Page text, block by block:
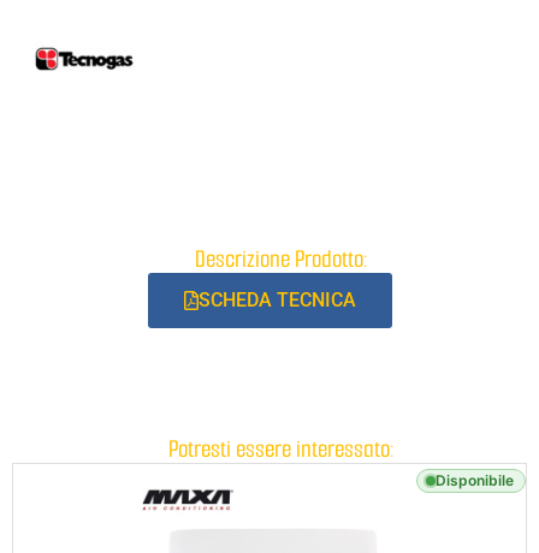
Descrizione Prodotto:
SCHEDA TECNICA
Potresti essere interessato:
Disponibile